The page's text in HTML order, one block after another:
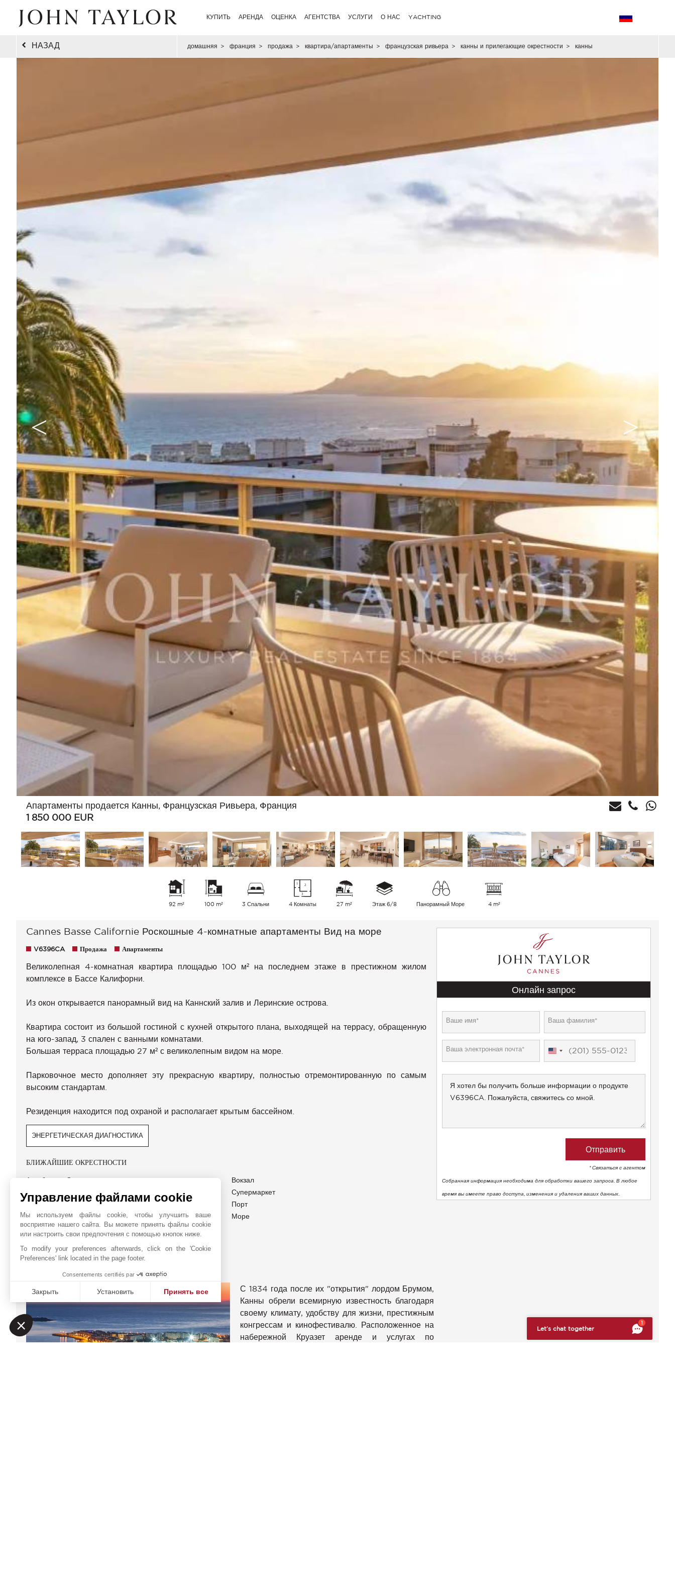
КУПИТЬ АРЕНДА ОЦЕНКА АГЕНТСТВА УСЛУГИ О НАС YACHTING
НАЗАД домашняя > франция > продажа > квартира/апартаменты > французская ривьера > канны и прилегающие окрестности > канны
Апартаменты продается Канны, Французская Ривьера, Франция
1 850 000 EUR
92 m² 100 m² 3 Спальни 4 Комнаты 27 m² Этаж 6/8 Панорамный Море 4 m²
Cannes Basse Californie Роскошные 4-комнатные апартаменты Вид на море
V6396CA Продажа Апартаменты
Великолепная 4-комнатная квартира площадью 100 м² на последнем этаже в престижном жилом
комплексе в Бассе Калифорни.
Из окон открывается панорамный вид на Каннский залив и Леринские острова.
Квартира состоит из большой гостиной с кухней открытого плана, выходящей на террасу, обращенную
на юго-запад, 3 спален с ванными комнатами.
Большая терраса площадью 27 м² с великолепным видом на море.
Парковочное место дополняет эту прекрасную квартиру, полностью отремонтированную по самым
высоким стандартам.
Резиденция находится под охраной и располагает крытым бассейном.
ЭНЕРГЕТИЧЕСКАЯ ДИАГНОСТИКА
БЛИЖАЙШИЕ ОКРЕСТНОСТИ
Автобусная Остановка
Магазины
Пляж
Центр Города
Вокзал
Супермаркет
Порт
Море
JOHN TAYLOR CANNES
С 1834 года после их "открытия" лордом Брумом,
Канны обрели всемирную известность благодаря
своему климату, удобству для жизни, престижным
конгрессам и кинофестивалю. Расположенное на
набережной Круазет аренде и услугах по
Онлайн запрос
United
* Связаться с агентом
Собранная информация необходима для обработки вашего запроса. В любое
время вы имеете право доступа, изменения и удаления ваших данных.
Let’s chat together
1
Управление файлами cookie
Мы используем файлы cookie, чтобы улучшить ваше
восприятие нашего сайта. Вы можете принять файлы cookie
или настроить свои предпочтения с помощью кнопок ниже.
To modify your preferences afterwards, click on the 'Cookie
Preferences' link located in the page footer.
Consentements certifiés par
Закрыть Установить Принять все
Платформа управления согласием: настройте свои параметры
Наша платформа позволяет вам настраивать параметры конфиденциальности и управлять ими, обеспечивая соответствие нормативным требованиям. Настройте свои